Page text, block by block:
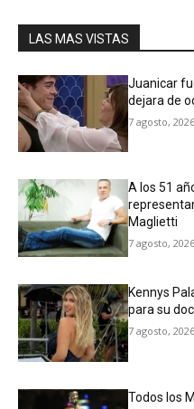
LAS MAS VISTAS
Juanicar
dejara de
7 agosto, 2026
A los 51
Maglietti
7 agosto, 2026
Kennys
para su
7 agosto, 2026
Todos los